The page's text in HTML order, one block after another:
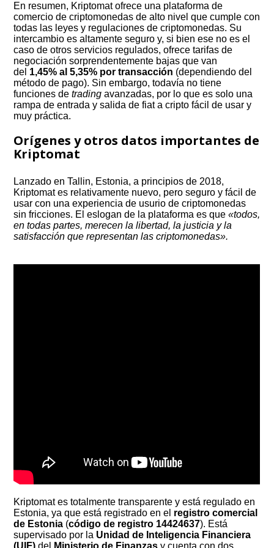
En resumen, Kriptomat ofrece una plataforma de
comercio de criptomonedas de alto nivel que cumple con
todas las leyes y regulaciones de criptomonedas. Su
intercambio es altamente seguro y, si bien ese no es el
caso de otros servicios regulados, ofrece tarifas de
negociación sorprendentemente bajas que van
del 1,45% al ​​5,35% por transacción (dependiendo del
método de pago). Sin embargo, todavía no tiene
funciones detrading avanzadas, por lo que es solo una
rampa de entrada y salida de fiat a cripto fácil de usar y
muy práctica.
Orígenes y otros datos importantes de
Kriptomat
Lanzado en Tallin, Estonia, a principios de 2018,
Kriptomat es relativamente nuevo, pero seguro y fácil de
usar con una experiencia de usurio de criptomonedas
sin fricciones. El eslogan de la plataforma es que«todos,
en todas partes, merecen la libertad, la justicia y la
satisfacción que representan las criptomonedas».
Kriptomat es totalmente transparente y está regulado en
Estonia, ya que está registrado en el registro comercial
de Estonia (código de registro 14424637). Está
supervisado por la Unidad de Inteligencia Financiera